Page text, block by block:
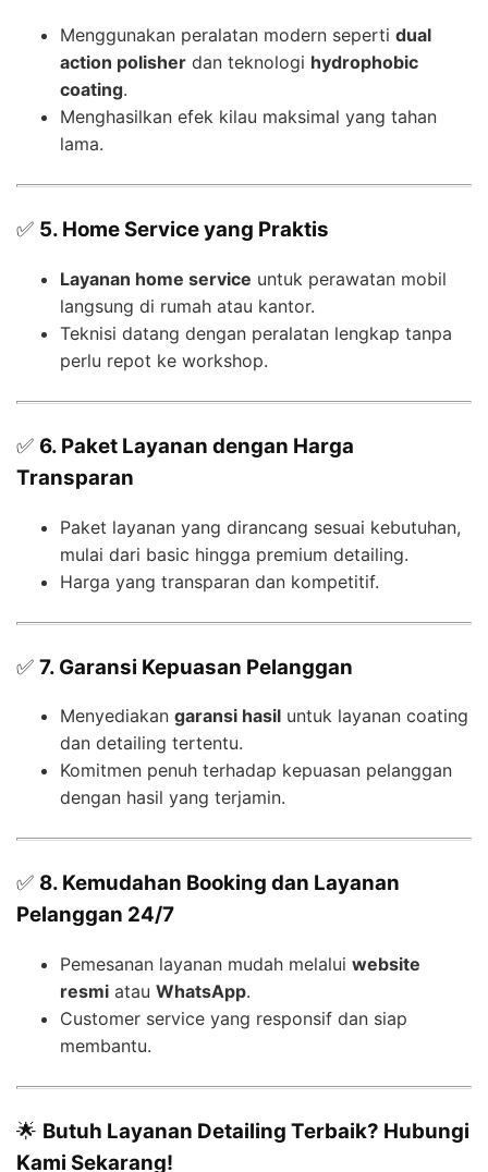
Menggunakan peralatan modern seperti dual
action polisher dan teknologi hydrophobic
coating.
Menghasilkan efek kilau maksimal yang tahan
lama.
✅ 5. Home Service yang Praktis
Layanan home service untuk perawatan mobil
langsung di rumah atau kantor.
Teknisi datang dengan peralatan lengkap tanpa
perlu repot ke workshop.
✅ 6. Paket Layanan dengan Harga
Transparan
Paket layanan yang dirancang sesuai kebutuhan,
mulai dari basic hingga premium detailing.
Harga yang transparan dan kompetitif.
✅ 7. Garansi Kepuasan Pelanggan
Menyediakan garansi hasil untuk layanan coating
dan detailing tertentu.
Komitmen penuh terhadap kepuasan pelanggan
dengan hasil yang terjamin.
✅ 8. Kemudahan Booking dan Layanan
Pelanggan 24/7
Pemesanan layanan mudah melalui website
resmi atau WhatsApp.
Customer service yang responsif dan siap
membantu.
🌟 Butuh Layanan Detailing Terbaik? Hubungi
Kami Sekarang!